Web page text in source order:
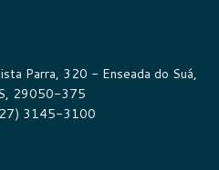
Parra, 320 - Enseada do Suá,
29050-375
3145-3100